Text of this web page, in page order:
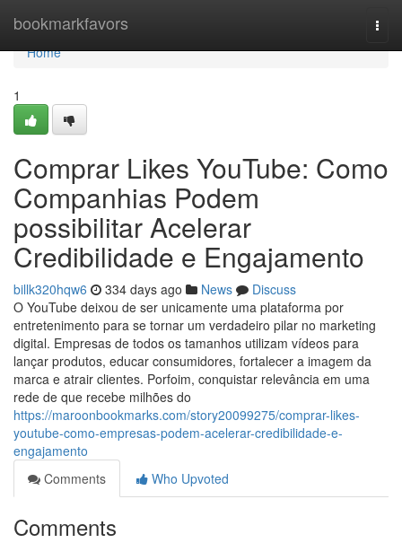
bookmarkfavors
Home
Home
1
Comprar Likes YouTube: Como
Companhias Podem
possibilitar Acelerar
Credibilidade e Engajamento
billk320hqw6 334 days ago News
Discuss
O YouTube deixou de ser unicamente uma plataforma por
entretenimento para se tornar um verdadeiro pilar no marketing
digital. Empresas de todos os tamanhos utilizam vídeos para
lançar produtos, educar consumidores, fortalecer a imagem da
marca e atrair clientes. Porfoim, conquistar relevância em uma
rede de que recebe milhões do
https://maroonbookmarks.com/story20099275/comprar-likes-
youtube-como-empresas-podem-acelerar-credibilidade-e-
engajamento
Comments
Who Upvoted
Comments